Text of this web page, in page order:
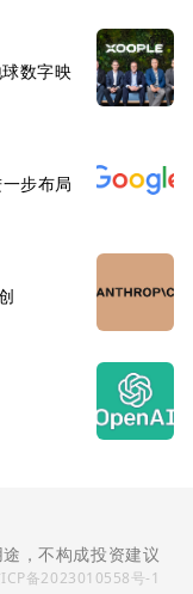
数字映
步布局
，不构成投资建议
备2023010558号-1